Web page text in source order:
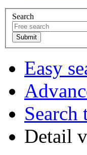
Search
Easy
Search
Detail